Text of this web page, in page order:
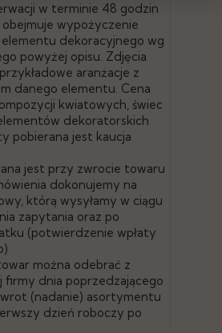
w terminie 48 godzin
wypożyczenie
dekoracyjnego wg
powyżej opisu. Zdjęcia
aranżacje z
danego elementu. Cena
kwiatowych, świec
dekoratorskich
pobierana jest kaucja
jest przy zwrocie towaru
dokonujemy na
którą wysyłamy w ciągu
zapytania oraz po
(potwierdzenie wpłaty
można odebrać z
firmy dnia poprzedzającego
(nadanie) asortymentu
dzień roboczy po